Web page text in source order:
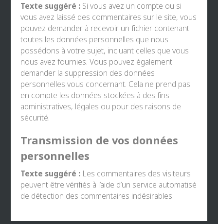
Texte suggéré : Si vous avez un compte ou si
vous avez laissé des commentaires sur le site, vous
pouvez demander à recevoir un fichier contenant
toutes les données personnelles que nous
possédons à votre sujet, incluant celles que vous
nous avez fournies. Vous pouvez également
demander la suppression des données
personnelles vous concernant. Cela ne prend pas
en compte les données stockées à des fins
administratives, légales ou pour des raisons de
sécurité.
Transmission de vos données
personnelles
Texte suggéré : Les commentaires des visiteurs
peuvent être vérifiés à l’aide d’un service automatisé
de détection des commentaires indésirables.